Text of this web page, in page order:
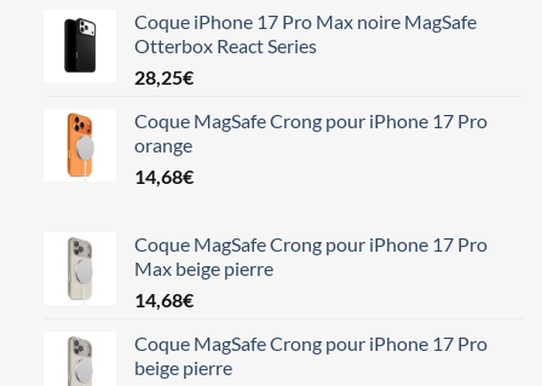
Coque iPhone 17 Pro Max noire MagSafe
Otterbox React Series
28,25€
Coque MagSafe Crong pour iPhone 17 Pro
orange
14,68€
Coque MagSafe Crong pour iPhone 17 Pro
Max beige pierre
14,68€
Coque MagSafe Crong pour iPhone 17 Pro
beige pierre